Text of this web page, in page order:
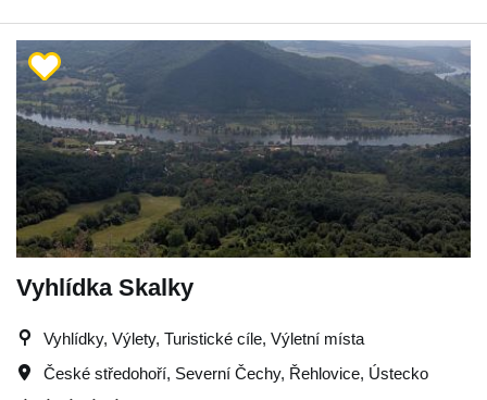
Vyhlídka Skalky
Vyhlídky, Výlety, Turistické cíle, Výletní místa
České středohoří, Severní Čechy, Řehlovice, Ústecko